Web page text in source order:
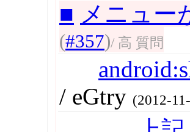
■ メニュー
(#357)/ 高 質問
/ eGtry (2012-